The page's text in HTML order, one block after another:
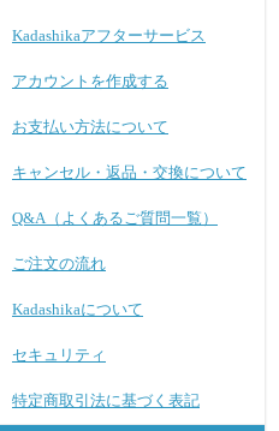
Kadashikaアフターサービス
アカウントを作成する
お支払い方法について
キャンセル・返品・交換について
Q&A（よくあるご質問一覧）
ご注文の流れ
Kadashikaについて
セキュリティ
特定商取引法に基づく表記